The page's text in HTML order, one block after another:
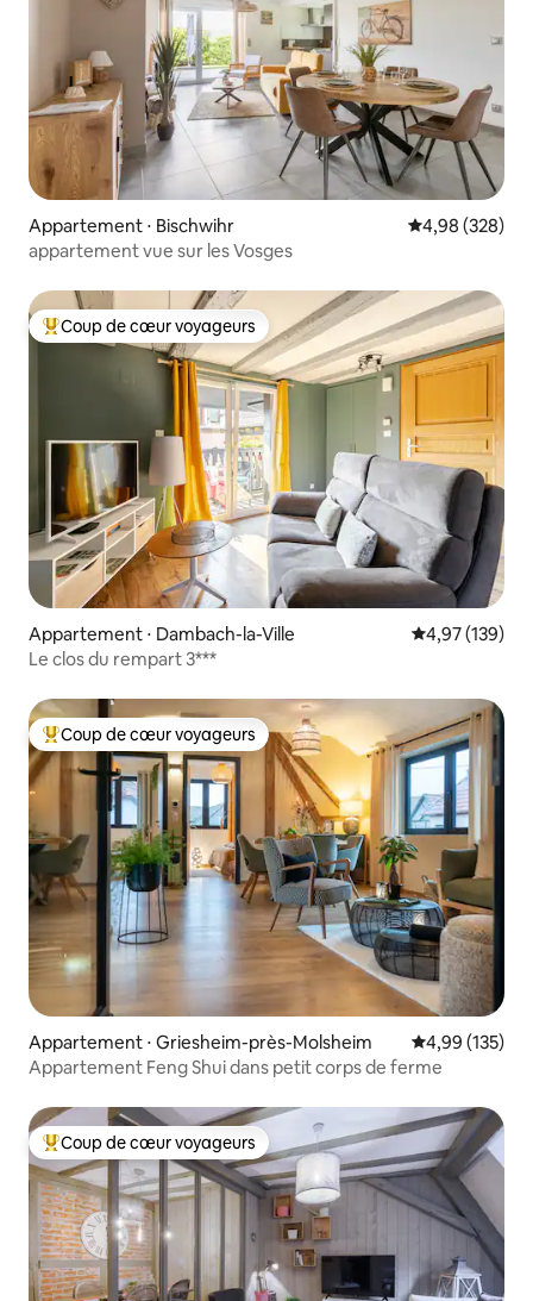
Appartement ⋅ Bischwihr Évaluation
4,98 (328)
appartement vue sur les Vosges
Coups de cœur voyageurs les plus appréciés
Coup de cœur voyageurs
Appartement ⋅ Dambach-la-Ville Évaluation
4,97 (139)
Le clos du rempart 3***
Coups de cœur voyageurs les plus appréciés
Coup de cœur voyageurs
Appartement ⋅ Griesheim-près-Molsheim Évaluation
4,99 (135)
Appartement Feng Shui dans petit corps de ferme
Coups de cœur voyageurs les plus appréciés
Coup de cœur voyageurs